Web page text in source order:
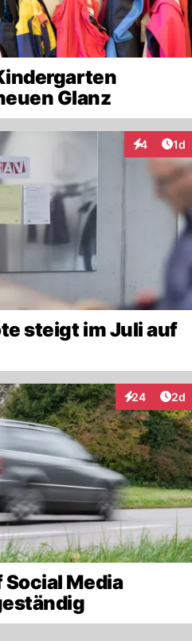
Glanz
4 1d
steigt im Juli auf
24
Interaktionen
2d
Media